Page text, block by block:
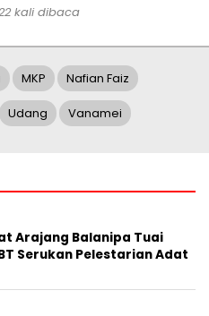
kali dibaca
MKP Nafian Faiz
Udang Vanamei
Arajang Balanipa Tuai
Serukan Pelestarian Adat